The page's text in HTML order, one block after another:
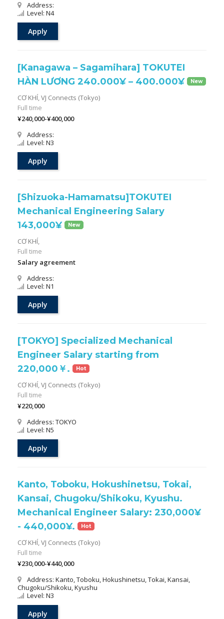
Address:
Level: N4
Apply
[Kanagawa – Sagamihara] TOKUTEI
HÀN LƯƠNG 240.000¥ – 400.000¥
New
CƠ KHÍ,VJ Connects (Tokyo)
Full time
¥240,000-¥400,000
Address:
Level: N3
Apply
[Shizuoka-Hamamatsu]TOKUTEI
Mechanical Engineering Salary
143,000¥
New
CƠ KHÍ,
Full time
Salary agreement
Address:
Level: N1
Apply
[TOKYO] Specialized Mechanical
Engineer Salary starting from
220,000￥.
Hot
CƠ KHÍ,VJ Connects (Tokyo)
Full time
¥220,000
Address: TOKYO
Level: N5
Apply
Kanto, Toboku, Hokushinetsu, Tokai,
Kansai, Chugoku/Shikoku, Kyushu.
Mechanical Engineer Salary: 230,000¥
- 440,000¥.
Hot
CƠ KHÍ,VJ Connects (Tokyo)
Full time
¥230,000-¥440,000
Address: Kanto, Toboku, Hokushinetsu, Tokai, Kansai,
Chugoku/Shikoku, Kyushu
Level: N3
Apply